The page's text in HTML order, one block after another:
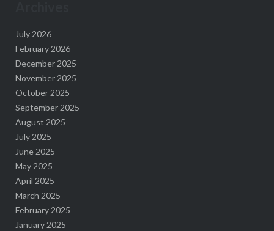
July 2026
February 2026
December 2025
November 2025
October 2025
September 2025
August 2025
July 2025
June 2025
May 2025
April 2025
March 2025
February 2025
January 2025